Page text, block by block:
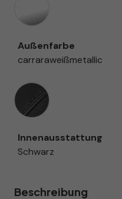
Außenfarbe
carraraweißmetallic
Innenausstattung
Innenausstattung
Schwarz
Beschreibung